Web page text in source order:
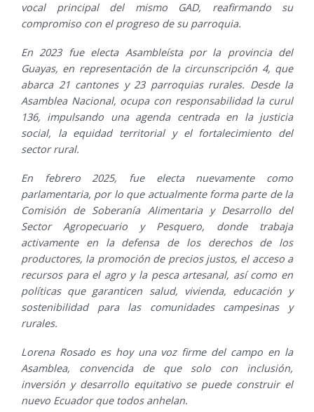
vocal principal del mismo GAD, reafirmando su
compromiso con el progreso de su parroquia.
En 2023 fue electa Asambleísta por la provincia del
Guayas, en representación de la circunscripción 4, que
abarca 21 cantones y 23 parroquias rurales. Desde la
Asamblea Nacional, ocupa con responsabilidad la curul
136, impulsando una agenda centrada en la justicia
social, la equidad territorial y el fortalecimiento del
sector rural.
En febrero 2025, fue electa nuevamente como
parlamentaria, por lo que actualmente forma parte de la
Comisión de Soberanía Alimentaria y Desarrollo del
Sector Agropecuario y Pesquero, donde trabaja
activamente en la defensa de los derechos de los
productores, la promoción de precios justos, el acceso a
recursos para el agro y la pesca artesanal, así como en
políticas que garanticen salud, vivienda, educación y
sostenibilidad para las comunidades campesinas y
rurales.
Lorena Rosado es hoy una voz firme del campo en la
Asamblea, convencida de que solo con inclusión,
inversión y desarrollo equitativo se puede construir el
nuevo Ecuador que todos anhelan.